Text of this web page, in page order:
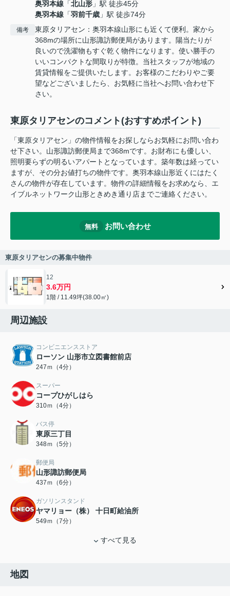
奥羽本線 「北山形 」駅 徒歩45分
奥羽本線 「羽前千歳 」駅 徒歩74分
備考
東原タリアセン：奥羽本線山形にも近くて便利。家から
368mの場所に山形諏訪郵便局があります。陽当たりが
良いので洗濯物もすぐ乾く物件になります。使い勝手の
いいコンパクトな間取りが特徴。当社スタッフが地域の
賃貸情報をご提供いたします。お客様のこだわりやご要
望などございましたら、お気軽に当社へお問い合わせ下
さい。
東原タリアセンのコメント(おすすめポイント)
「東原タリアセン」の物件情報をお探しならお気軽にお問い合わ
せ下さい。山形諏訪郵便局まで368mです。お財布にも優しい、
照明要らずの明るいアパートとなっています。築年数は経ってい
ますが、その分お値打ちの物件です。奥羽本線山形近くにはたく
さんの物件が存在しています。物件の詳細情報をお求めなら、エ
イブルネットワーク山形ときめき通り店までご連絡ください。
無料 お問い合わせ
東原タリアセンの募集中物件
12
3.6万円
1階 / 11.49坪(38.00㎡)
周辺施設
コンビニエンスストア
ローソン 山形市立図書館前店
247ｍ（4分）
スーパー
コープひがしはら
310ｍ（4分）
バス停
東原三丁目
348ｍ（5分）
郵便局
山形諏訪郵便局
437ｍ（6分）
ガソリンスタンド
ヤマリョー（株） 十日町給油所
549ｍ（7分）
すべて見る
地図